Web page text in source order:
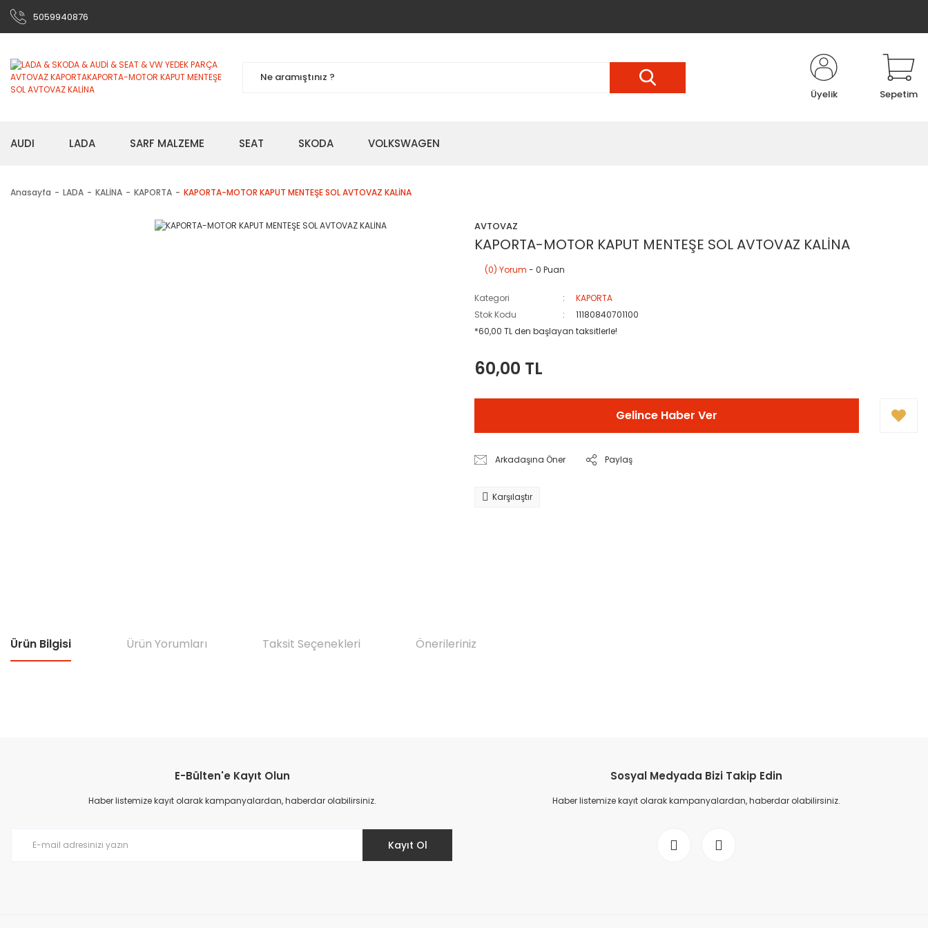
5059940876
Üyelik Sepetim
AUDI LADA SARF MALZEME SEAT SKODA VOLKSWAGEN
Anasayfa LADA KALİNA KAPORTA KAPORTA-MOTOR KAPUT MENTEŞE SOL AVTOVAZ KALİNA
AVTOVAZ
KAPORTA-MOTOR KAPUT MENTEŞE SOL AVTOVAZ KALİNA
(0) Yorum - 0 Puan
Kategori
KAPORTA
Stok Kodu
11180840701100
*60,00 TL den başlayan taksitlerle!
60,00 TL
Gelince Haber Ver
Arkadaşına Öner Paylaş
Karşılaştır
Ürün Bilgisi Ürün Yorumları Taksit Seçenekleri Önerileriniz
Ürün resmi kalitesiz, bozuk veya görüntülenemiyor.
Ürün açıklamasında eksik bilgiler bulunuyor.
E-Bülten'e Kayıt Olun
Haber listemize kayıt olarak kampanyalardan, haberdar olabilirsiniz.
Kayıt Ol
Sosyal Medyada Bizi Takip Edin
Haber listemize kayıt olarak kampanyalardan, haberdar olabilirsiniz.